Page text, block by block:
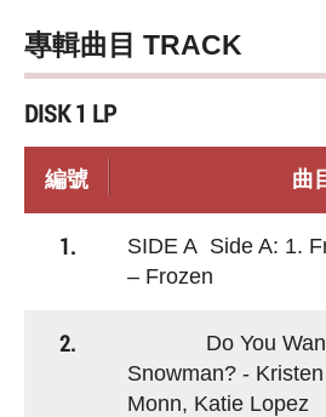
專輯曲目 TRACK
DISK 1 LP
編號 曲
1.
SIDE A Side A: 1.
– Frozen
2.
Do You Want
Snowman? -
Monn, Katie Lopez